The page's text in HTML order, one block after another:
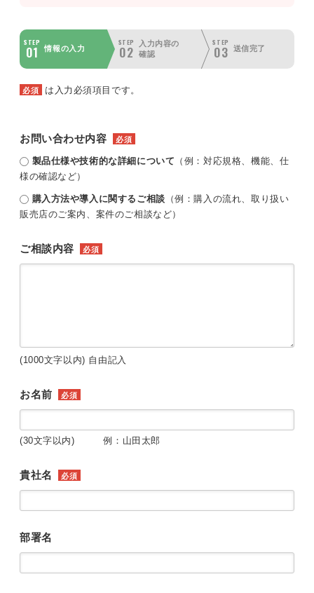
STEP
01 情報の入力
STEP
02
入力内容の
確認
STEP
03 送信完了
必須 は入力必須項目です。
お問い合わせ内容 必須
製品仕様や技術的な詳細について （例：対応規格、機能、仕
様の確認など）
購入方法や導入に関するご相談 （例：購入の流れ、取り扱い
販売店のご案内、案件のご相談など）
ご相談内容 必須
(1000文字以内) 自由記入
お名前 必須
(30文字以内) 例：山田太郎
貴社名 必須
部署名